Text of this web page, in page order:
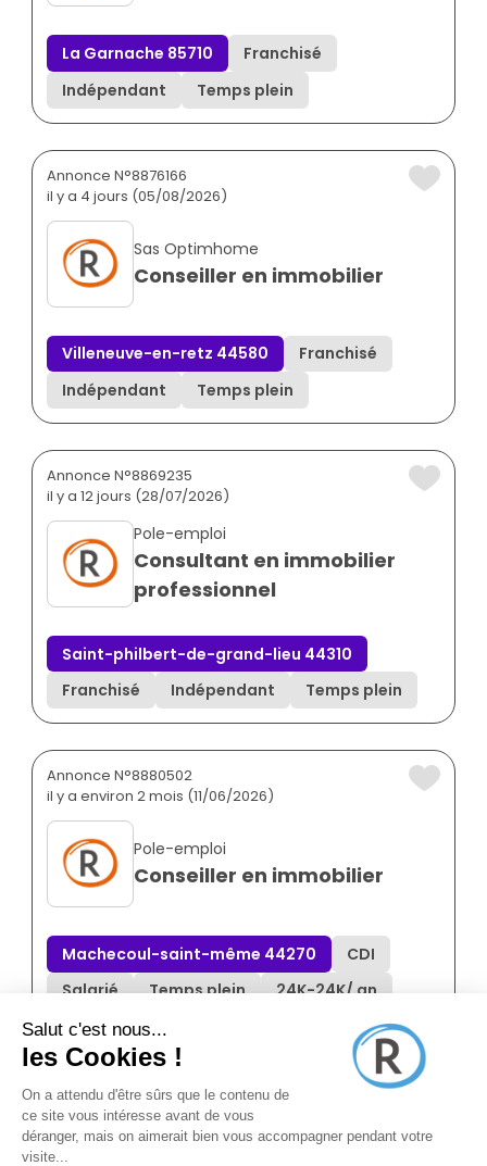
La Garnache 85710
Franchisé
Indépendant
Temps plein
Annonce N°8876166
il y a 4 jours (05/08/2026)
Sas Optimhome
Conseiller en immobilier
Villeneuve-en-retz 44580
Franchisé
Indépendant
Temps plein
Annonce N°8869235
il y a 12 jours (28/07/2026)
Pole-emploi
Consultant en immobilier
professionnel
Saint-philbert-de-grand-lieu 44310
Franchisé
Indépendant Temps plein
Annonce N°8880502
il y a environ 2 mois (11/06/2026)
Pole-emploi
Conseiller en immobilier
Machecoul-saint-même 44270
CDI
Salarié
Temps plein 24K-24K/ an
il y a 7 mois (29/12/2025)